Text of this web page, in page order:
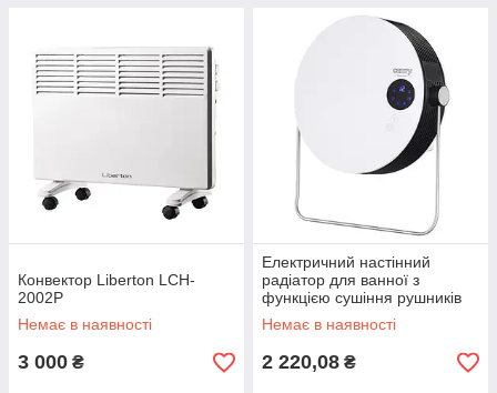
Конвектор Liberton LCH-
2002P
Немає в наявності
3 000 ₴
Електричний настінний
радіатор для ванної з
функцією сушіння рушників
Camry CR 7747
Немає в наявності
2 220,08 ₴